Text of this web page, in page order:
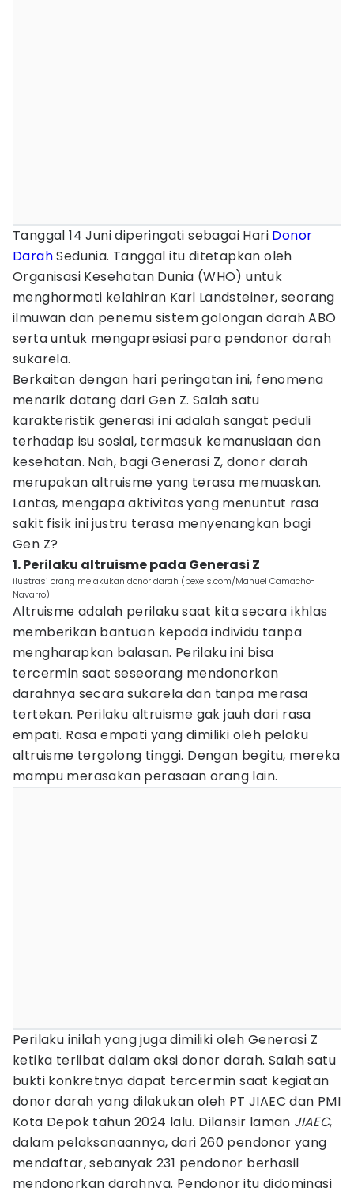
Tanggal 14 Juni diperingati sebagai Hari Donor
DarahSedunia. Tanggal itu ditetapkan oleh
Organisasi Kesehatan Dunia (WHO) untuk
menghormati kelahiran Karl Landsteiner, seorang
ilmuwan dan penemu sistem golongan darah ABO
serta untuk mengapresiasi para pendonor darah
sukarela.
Berkaitan dengan hari peringatan ini, fenomena
menarik datang dari Gen Z. Salah satu
karakteristik generasi ini adalah sangat peduli
terhadap isu sosial, termasuk kemanusiaan dan
kesehatan. Nah, bagi Generasi Z, donor darah
merupakan altruisme yang terasa memuaskan.
Lantas, mengapa aktivitas yang menuntut rasa
sakit fisik ini justru terasa menyenangkan bagi
Gen Z?
1. Perilaku altruisme pada Generasi Z
ilustrasi orang melakukan donor darah (pexels.com/Manuel Camacho-
Navarro)
Altruisme adalah perilaku saat kita secara ikhlas
memberikan bantuan kepada individu tanpa
mengharapkan balasan. Perilaku ini bisa
tercermin saat seseorang mendonorkan
darahnya secara sukarela dan tanpa merasa
tertekan. Perilaku altruisme gak jauh dari rasa
empati. Rasa empati yang dimiliki oleh pelaku
altruisme tergolong tinggi. Dengan begitu, mereka
mampu merasakan perasaan orang lain.
Perilaku inilah yang juga dimiliki oleh Generasi Z
ketika terlibat dalam aksi donor darah. Salah satu
bukti konkretnya dapat tercermin saat kegiatan
donor darah yang dilakukan oleh PT JIAEC dan PMI
Kota Depok tahun 2024 lalu. Dilansir laman JIAEC,
dalam pelaksanaannya, dari 260 pendonor yang
mendaftar, sebanyak 231 pendonor berhasil
mendonorkan darahnya. Pendonor itu didominasi